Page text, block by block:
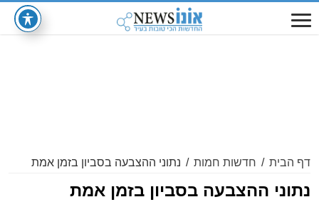
דף הבית / חדשות חמות / נתוני ההצבעה בסביון בזמן אמת
נתוני ההצבעה בסביון בזמן אמת